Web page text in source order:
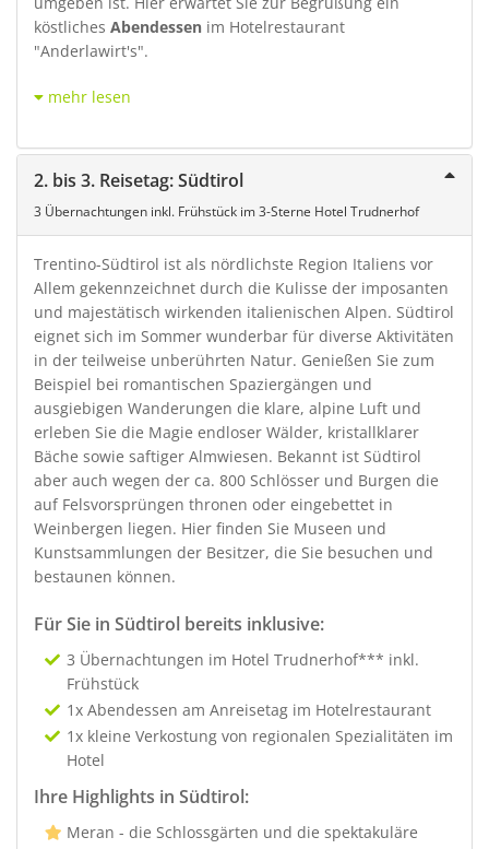
köstliches Abendessen im Hotelrestaurant
"Anderlawirt's".
mehr lesen
2. bis 3. Reisetag: Südtirol
3 Übernachtungen inkl. Frühstück im 3-Sterne Hotel Trudnerhof
Trentino-Südtirol ist als nördlichste Region Italiens vor
Allem gekennzeichnet durch die Kulisse der imposanten
und majestätisch wirkenden italienischen Alpen. Südtirol
eignet sich im Sommer wunderbar für diverse Aktivitäten
in der teilweise unberührten Natur. Genießen Sie zum
Beispiel bei romantischen Spaziergängen und
ausgiebigen Wanderungen die klare, alpine Luft und
erleben Sie die Magie endloser Wälder, kristallklarer
Bäche sowie saftiger Almwiesen. Bekannt ist Südtirol
aber auch wegen der ca. 800 Schlösser und Burgen die
auf Felsvorsprüngen thronen oder eingebettet in
Weinbergen liegen. Hier finden Sie Museen und
Kunstsammlungen der Besitzer, die Sie besuchen und
bestaunen können.
Für Sie in Südtirol bereits inklusive:
3 Übernachtungen im Hotel Trudnerhof*** inkl.
Frühstück
1x Abendessen am Anreisetag im Hotelrestaurant
1x kleine Verkostung von regionalen Spezialitäten im
Hotel
Ihre Highlights in Südtirol:
Meran - die Schlossgärten und die spektakuläre